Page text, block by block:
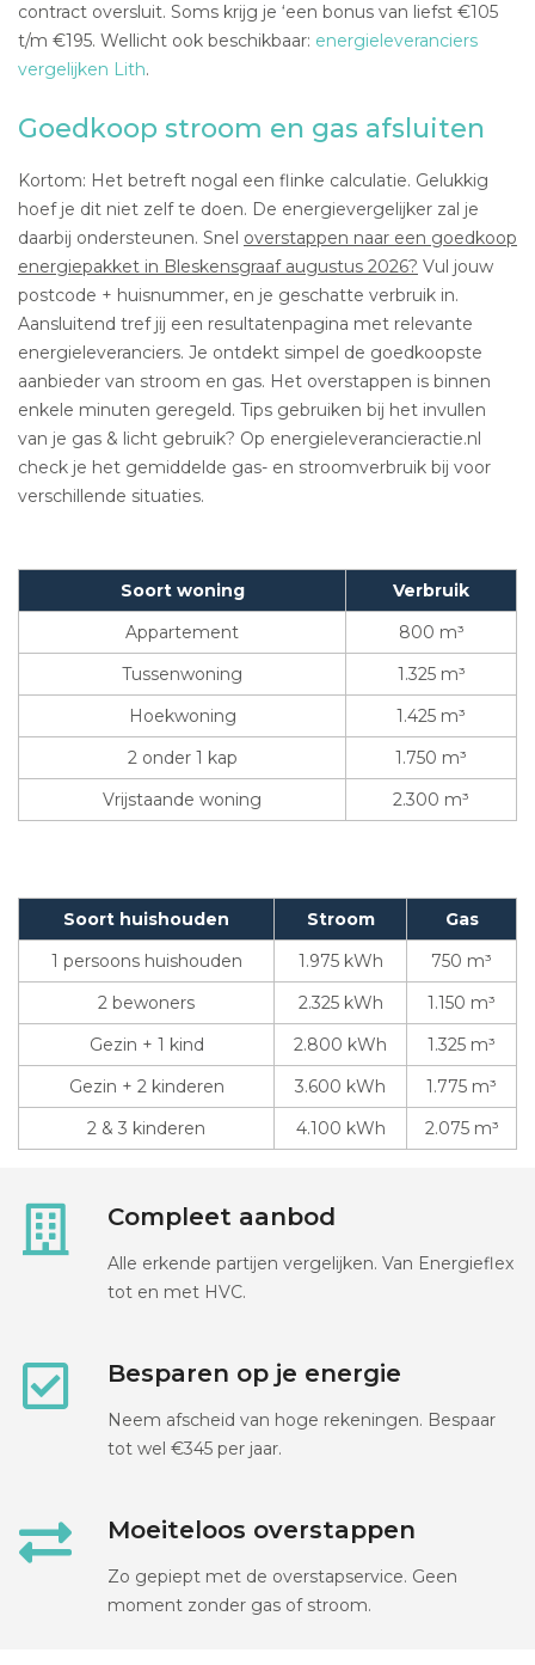
contract oversluit. Soms krijg je ‘een bonus van liefst €105
t/m €195. Wellicht ook beschikbaar: energieleveranciers
vergelijken Lith.
Goedkoop stroom en gas afsluiten
Kortom: Het betreft nogal een flinke calculatie. Gelukkig
hoef je dit niet zelf te doen. De energievergelijker zal je
daarbij ondersteunen. Snel overstappen naar een goedkoop
energiepakket in Bleskensgraaf augustus 2026? Vul jouw
postcode + huisnummer, en je geschatte verbruik in.
Aansluitend tref jij een resultatenpagina met relevante
energieleveranciers. Je ontdekt simpel de goedkoopste
aanbieder van stroom en gas. Het overstappen is binnen
enkele minuten geregeld. Tips gebruiken bij het invullen
van je gas & licht gebruik? Op energieleverancieractie.nl
check je het gemiddelde gas- en stroomverbruik bij voor
verschillende situaties.
Soort woning
Verbruik
Appartement
800 m³
Tussenwoning
1.325 m³
Hoekwoning
1.425 m³
2 onder 1 kap
1.750 m³
Vrijstaande woning
2.300 m³
Soort huishouden Stroom
Gas
1 persoons huishouden
1.975 kWh
750 m³
2 bewoners
2.325 kWh
1.150 m³
Gezin + 1 kind
2.800 kWh
1.325 m³
Gezin + 2 kinderen
3.600 kWh
1.775 m³
2 & 3 kinderen
4.100 kWh 2.075 m³
Compleet aanbod
Alle erkende partijen vergelijken. Van Energieflex
tot en met HVC.
Besparen op je energie
Neem afscheid van hoge rekeningen. Bespaar
tot wel €345 per jaar.
Moeiteloos overstappen
Zo gepiept met de overstapservice. Geen
moment zonder gas of stroom.